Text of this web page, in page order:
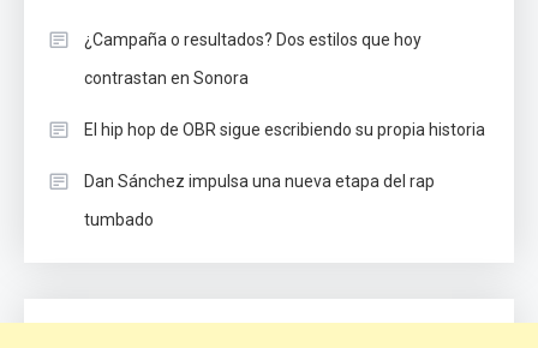
¿Campaña o resultados? Dos estilos que hoy
contrastan en Sonora
El hip hop de OBR sigue escribiendo su propia historia
Dan Sánchez impulsa una nueva etapa del rap
tumbado